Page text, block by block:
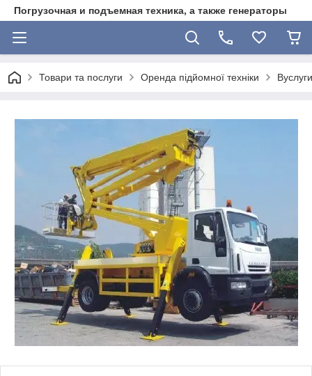
Погрузочная и подъемная техника, а также генераторы
Товари та послуги Оренда підйомної техніки